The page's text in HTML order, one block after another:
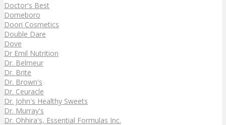
Doctor's Best
Domeboro
Doori Cosmetics
Double Dare
Dove
Dr Emil Nutrition
Dr. Belmeur
Dr. Brite
Dr. Brown's
Dr. Ceuracle
Dr. John's Healthy Sweets
Dr. Murray's
Dr. Ohhira's, Essential Formulas Inc.